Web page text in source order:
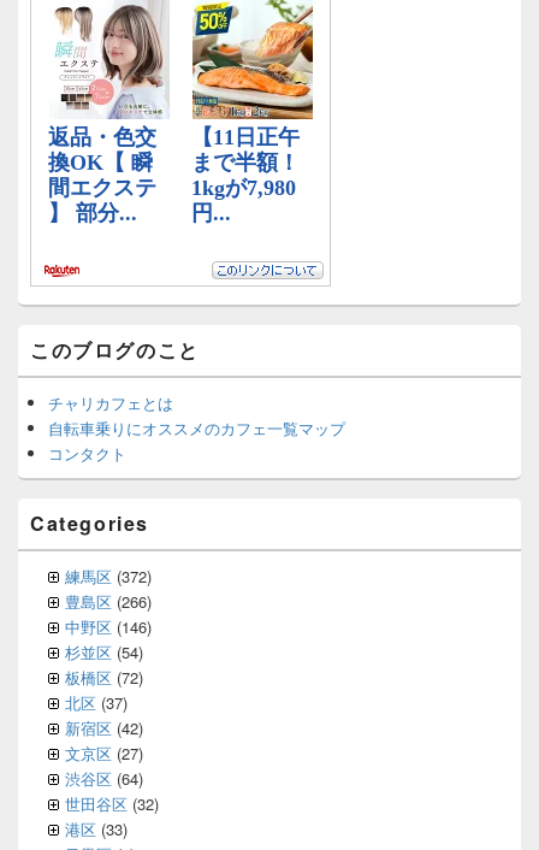
このブログのこと
チャリカフェとは
自転車乗りにオススメのカフェ一覧マップ
コンタクト
Categories
練馬区 (372)
豊島区 (266)
中野区 (146)
杉並区 (54)
板橋区 (72)
北区 (37)
新宿区 (42)
文京区 (27)
渋谷区 (64)
世田谷区 (32)
港区 (33)